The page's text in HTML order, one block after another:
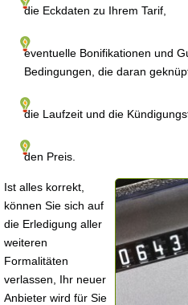
die Eckdaten zu Ihrem Tarif,
eventuelle Bonifikationen und
Bedingungen, die daran
die Laufzeit und die
den Preis.
Ist alles korrekt,
können Sie sich auf
die Erledigung aller
weiteren
Formalitäten
verlassen, Ihr neuer
Anbieter wird für Sie